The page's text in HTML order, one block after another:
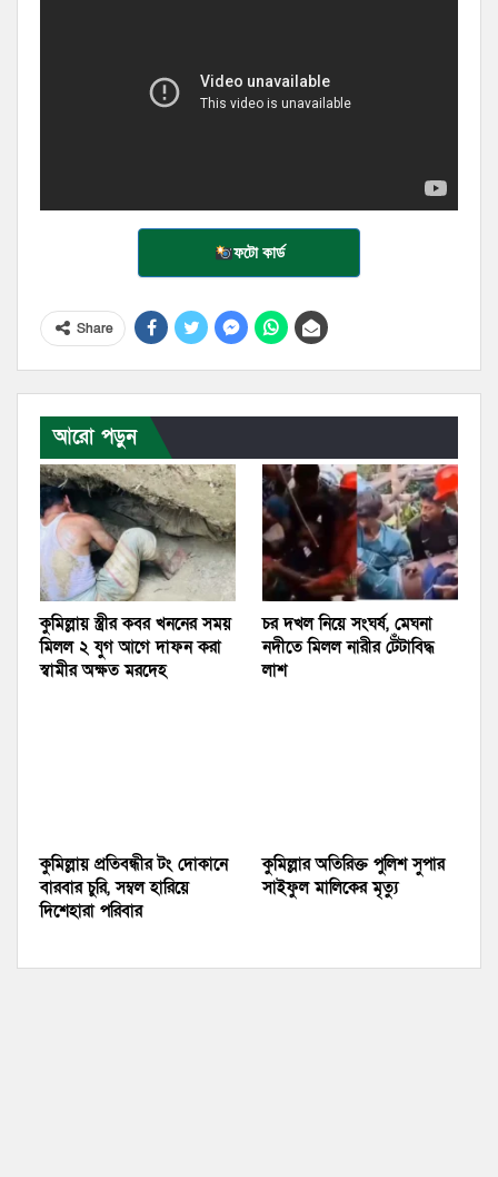
ফটো কার্ড
Share
আরো পড়ুন
কুমিল্লায় স্ত্রীর কবর খননের সময়
মিলল ২ যুগ আগে দাফন করা
স্বামীর অক্ষত মরদেহ
চর দখল নিয়ে সংঘর্ষ, মেঘনা
নদীতে মিলল নারীর টেঁটাবিদ্ধ
লাশ
কুমিল্লায় প্রতিবন্ধীর টং দোকানে
বারবার চুরি, সম্বল হারিয়ে
দিশেহারা পরিবার
কুমিল্লার অতিরিক্ত পুলিশ সুপার
সাইফুল মালিকের মৃত্যু